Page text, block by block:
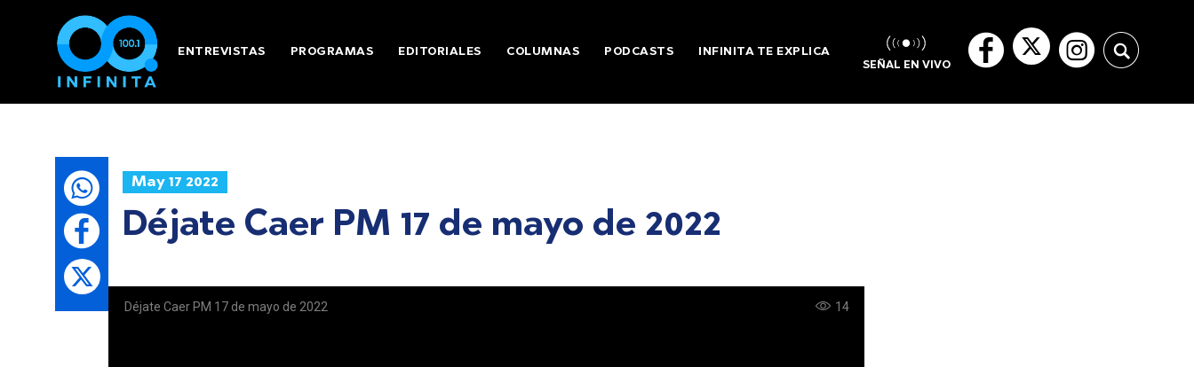
ENTREVISTAS PROGRAMAS EDITORIALES COLUMNAS PODCASTS INFINITA TE EXPLICA
SEÑAL EN VIVO
May 17 2022
Déjate Caer PM 17 de mayo de 2022